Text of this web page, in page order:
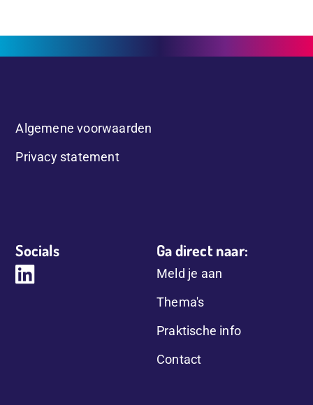
Ga direct naar:
Meld je aan
Thema's
Praktische info
Contact
Socials
Algemene voorwaarden
Privacy statement